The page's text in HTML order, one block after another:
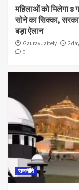
महिलाओं को मिलेगा 8
सोने का सिक्का,
बड़ा ऐलान
Gaurav Jaitely
2
0
राजनीति